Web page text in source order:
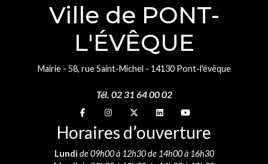
Ville de PONT-
L'ÉVÊQUE
Mairie - 58, rue Saint-Michel - 14130 Pont-l'évêque
Tél. 02 31 64 00 02
Suivez-nous sur
Suivez-nous sur
Suivez-nous sur
Suivez-nous sur
Suivez-nous sur
Horaires d’ouverture
Lundi de 09h00 à 12h30 de 14h00 à 16h30